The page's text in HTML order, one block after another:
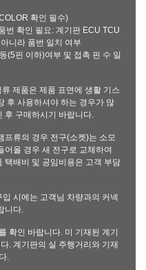
확인 필수)
번 확인 필요: 계기판 ECU TCU
니라 품번 일치 여부
(5핀 이하)여부 및 접촉 핀 수 일
제품은 제품 표면에 생활 기스
후 사용하셔야 하는 경우가 많
후 구매하시기 바랍니다.
프류의 경우 전구(소켓)는 소모
어올 경우 새 전구로 교체하여
택배비 및 공임비용은 고객 부담
시에는 고객님 차량과의 커넥
니다.
확인 바랍니다. 미 기재된 계기
. 계기판의 실 주행거리와 기재
.